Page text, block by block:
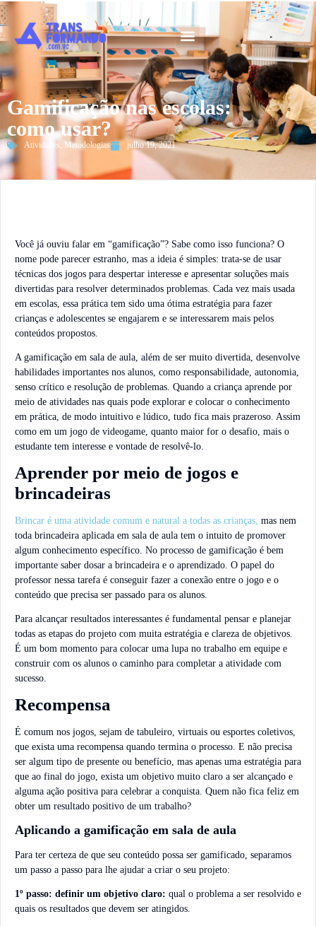
Gamificação nas escolas:
como usar?
Atividades, Metodologias julho 19, 2021
Você já ouviu falar em “gamificação”? Sabe como isso funciona? O
nome pode parecer estranho, mas a ideia é simples: trata-se de usar
técnicas dos jogos para despertar interesse e apresentar soluções mais
divertidas para resolver determinados problemas. Cada vez mais usada
em escolas, essa prática tem sido uma ótima estratégia para fazer
crianças e adolescentes se engajarem e se interessarem mais pelos
conteúdos propostos.
A gamificação em sala de aula, além de ser muito divertida, desenvolve
habilidades importantes nos alunos, como responsabilidade, autonomia,
senso crítico e resolução de problemas. Quando a criança aprende por
meio de atividades nas quais pode explorar e colocar o conhecimento
em prática, de modo intuitivo e lúdico, tudo fica mais prazeroso. Assim
como em um jogo de videogame, quanto maior for o desafio, mais o
estudante tem interesse e vontade de resolvê-lo.
Aprender por meio de jogos e
brincadeiras
Brincar é uma atividade comum e natural a todas as crianças, mas nem
toda brincadeira aplicada em sala de aula tem o intuito de promover
algum conhecimento específico. No processo de gamificação é bem
importante saber dosar a brincadeira e o aprendizado. O papel do
professor nessa tarefa é conseguir fazer a conexão entre o jogo e o
conteúdo que precisa ser passado para os alunos.
Para alcançar resultados interessantes é fundamental pensar e planejar
todas as etapas do projeto com muita estratégia e clareza de objetivos.
É um bom momento para colocar uma lupa no trabalho em equipe e
construir com os alunos o caminho para completar a atividade com
sucesso.
Recompensa
É comum nos jogos, sejam de tabuleiro, virtuais ou esportes coletivos,
que exista uma recompensa quando termina o processo. E não precisa
ser algum tipo de presente ou benefício, mas apenas uma estratégia para
que ao final do jogo, exista um objetivo muito claro a ser alcançado e
alguma ação positiva para celebrar a conquista. Quem não fica feliz em
obter um resultado positivo de um trabalho?
Aplicando a gamificação em sala de aula
Para ter certeza de que seu conteúdo possa ser gamificado, separamos
um passo a passo para lhe ajudar a criar o seu projeto:
1º passo: definir um objetivo claro: qual o problema a ser resolvido e
quais os resultados que devem ser atingidos.